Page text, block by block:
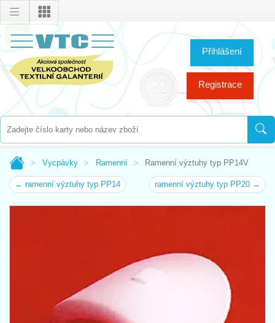
Přihlášení
Registrace
Vycpávky Ramenní Ramenní výztuhy typ PP14V
← ramenní výztuhy typ PP14 ramenní výztuhy typ PP20 →